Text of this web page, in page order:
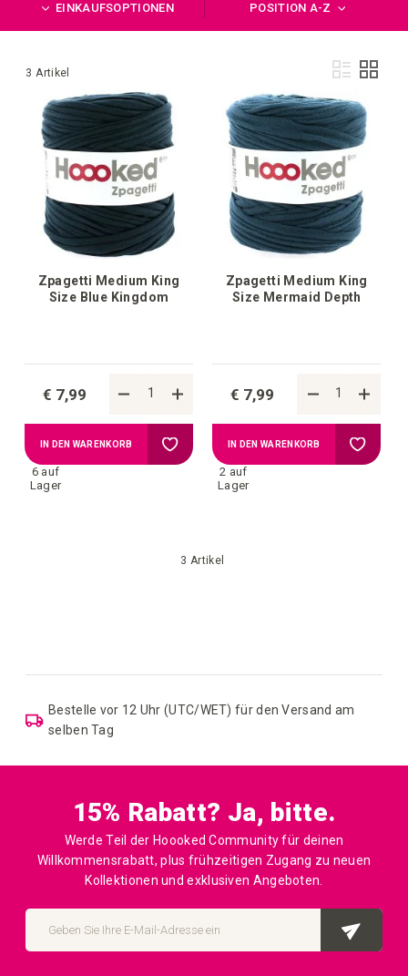
EINKAUFSOPTIONEN
Liste
3 Artikel
POSITION A-Z
Zpagetti Medium King
Size Blue Kingdom
€ 7,99
6 auf
Lager
IN DEN WARENKORB Zur
Wunschliste
Zpagetti Medium King
Size Mermaid Depth
€ 7,99
2 auf
Lager
IN DEN WARENKORB Zur
3 Artikel
Bestelle vor 12 Uhr (UTC/WET) für den Versand am
selben Tag
15% Rabatt? Ja, bitte.
Werde Teil der Hoooked Community für deinen
Willkommensrabatt, plus frühzeitigen Zugang zu neuen
Kollektionen und exklusiven Angeboten.
Melden
für